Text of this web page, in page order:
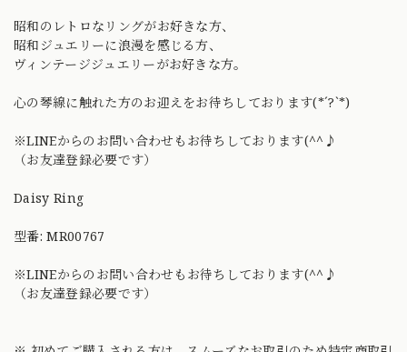
昭和のレトロなリングがお好きな方、
昭和ジュエリーに浪漫を感じる方、
ヴィンテージジュエリーがお好きな方。
心の琴線に触れた方のお迎えをお待ちしております(*´?`*)
※LINEからのお問い合わせもお待ちしております(^^♪
（お友達登録必要です）
Daisy Ring
型番: MR00767
※LINEからのお問い合わせもお待ちしております(^^♪
（お友達登録必要です）